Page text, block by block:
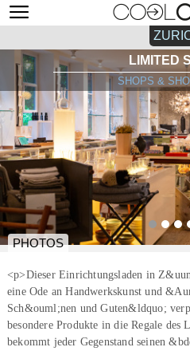
LIMITED
SHOPS &
PHOTOS
<p>Dieser Einrichtungsladen in
eine Ode an Handwerkskunst und
Sch&ouml;nen und Guten&ldquo;
besondere Produkte in die Regale des
bekommt jeder Gegenstand seinen